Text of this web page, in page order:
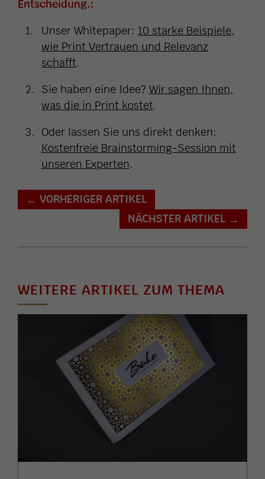
Entscheidung.:
Unser Whitepaper: 10 starke Beispiele,
wie Print Vertrauen und Relevanz
schafft.
Sie haben eine Idee? Wir sagen Ihnen,
was die in Print kostet.
Oder lassen Sie uns direkt denken:
Kostenfreie Brainstorming-Session mit
unseren Experten.
← VORHERIGER ARTIKEL
NÄCHSTER ARTIKEL →
WEITERE ARTIKEL ZUM THEMA